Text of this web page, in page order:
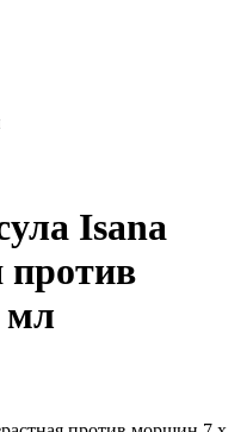
Isana
против
мл